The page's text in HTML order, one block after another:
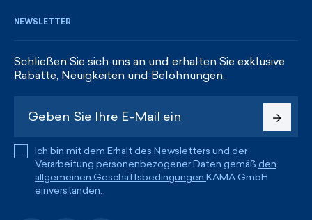
NEWSLETTER
Schließen Sie sich uns an und erhalten Sie exklusive
Rabatte, Neuigkeiten und Belohnungen.
Ich bin mit dem Erhalt des Newsletters und der
Verarbeitung personenbezogener Daten gemäß den
allgemeinen Geschäftsbedingungen KAMA GmbH
einverstanden.